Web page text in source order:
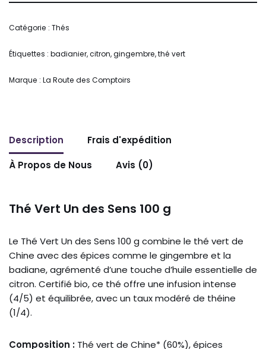
Catégorie : Thés
Étiquettes : badianier,citron,gingembre,thé vert
Marque : La Route des Comptoirs
Description
Frais d'expédition
À Propos de Nous
Avis (0)
Thé Vert Un des Sens 100 g
Le Thé Vert Un des Sens 100 g combine le thé vert de
Chine avec des épices comme le gingembre et la
badiane, agrémenté d’une touche d’huile essentielle de
citron. Certifié bio, ce thé offre une infusion intense
(4/5) et équilibrée, avec un taux modéré de théine
(1/4).
Composition : Thé vert de Chine* (60%), épices